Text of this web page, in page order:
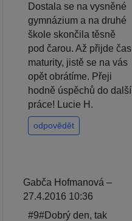
Dostala se na vysněné
gymnázium a na druhé
škole skončila těsně
pod čarou. Až přijde čas
maturity, jistě se na vás
opět obrátíme. Přeji
hodně úspěchů do další
práce! Lucie H.
odpovědět
Gabča Hofmanová –
27.4.2016 10:36
#9#Dobrý den, tak